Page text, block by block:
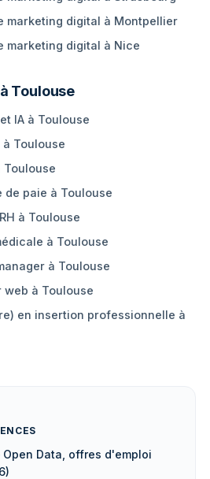
marketing digital à Montpellier
marketing digital à Nice
Toulouse
IA à Toulouse
à Toulouse
Toulouse
de paie à Toulouse
à Toulouse
à Toulouse
à Toulouse
web à Toulouse
en insertion professionnelle à
Data, offres d'emploi